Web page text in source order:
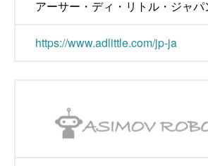
アーサー・ディ・リトル・ジャ
https://www.adlittle.com/jp-ja